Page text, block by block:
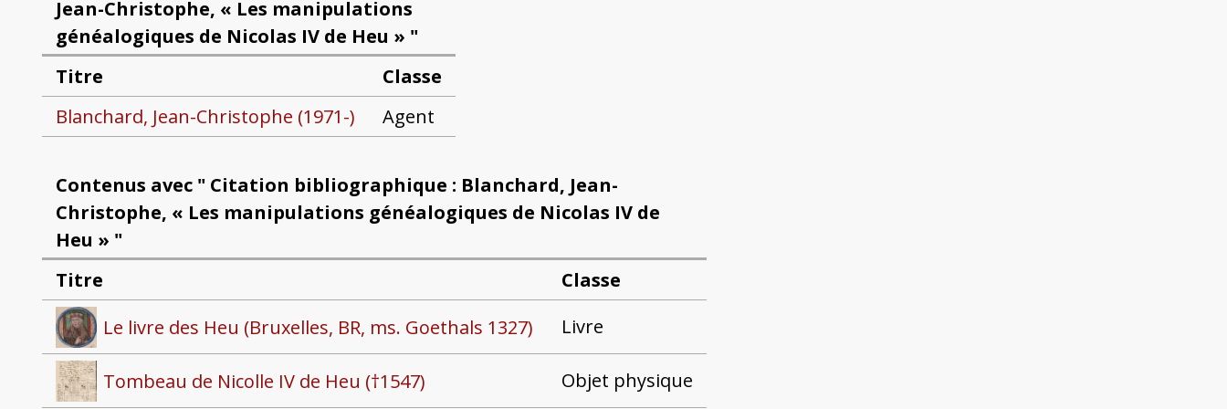
Jean-Christophe, « Les manipulations
généalogiques de Nicolas IV de Heu » "
Titre
Classe
Blanchard, Jean-Christophe (1971-)
Agent
Contenus avec " Citation bibliographique : Blanchard, Jean-
Christophe, « Les manipulations généalogiques de Nicolas IV de
Heu » "
Titre
Classe
Le livre des Heu (Bruxelles, BR, ms. Goethals 1327)
Livre
Tombeau de Nicolle IV de Heu (†1547) Objet physique